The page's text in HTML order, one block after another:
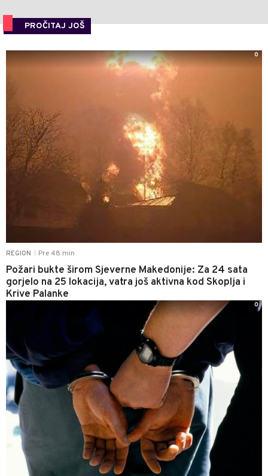
PROČITAJ JOŠ
REGION Pre 48 min
Požari bukte širom Sjeverne Makedonije: Za 24 sata
gorjelo na 25 lokacija, vatra još aktivna kod Skoplja i
Krive Palanke
0
0